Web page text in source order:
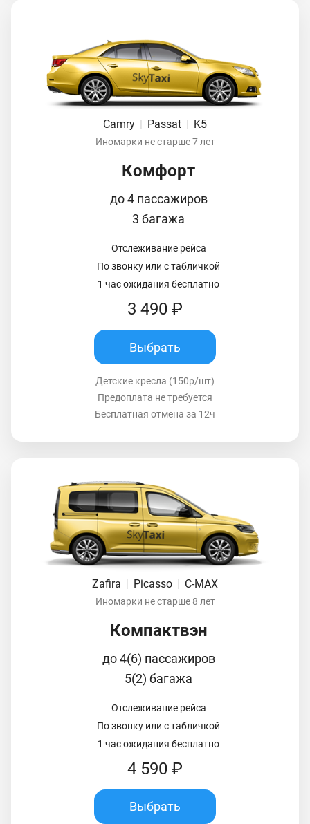
Camry Passat K5
Иномарки не старше 7 лет
Комфорт
до 4 пассажиров
3 багажа
Отслеживание рейса
По звонку или с табличкой
1 час ожидания бесплатно
3 490 ₽
Выбрать
Детские кресла (150р/шт)
Предоплата не требуется
Бесплатная отмена за 12ч
Zafira | Picasso | C-MAX
Иномарки не старше 8 лет
Компактвэн
до 4(6) пассажиров
5(2) багажа
Отслеживание рейса
По звонку или с табличкой
1 час ожидания бесплатно
4 590 ₽
Выбрать